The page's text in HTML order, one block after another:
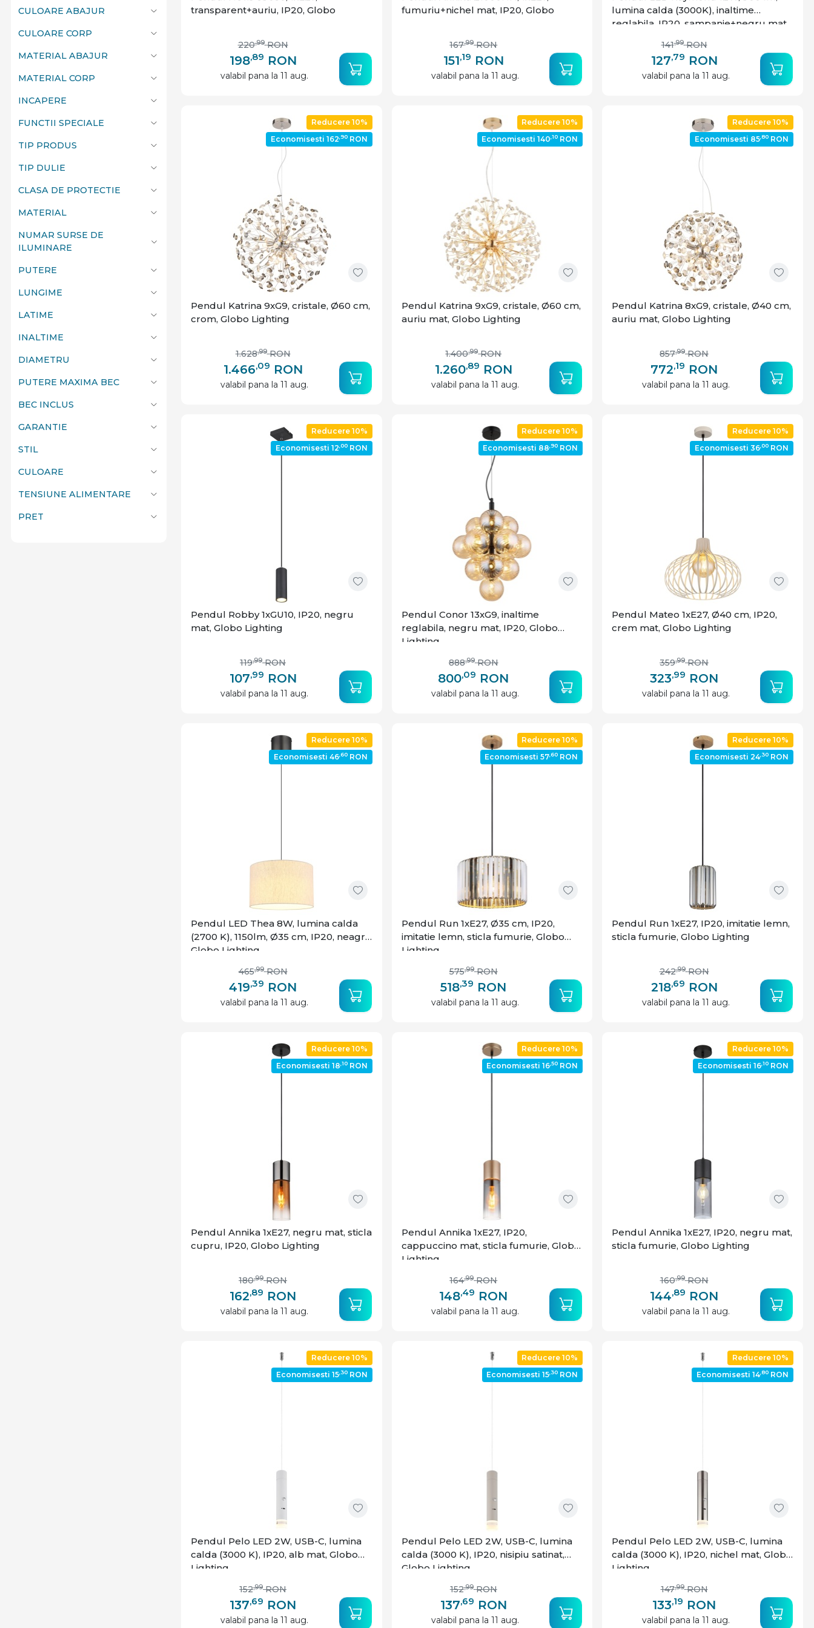
Rabalux
CULOARE ABAJUR
CULOARE CORP
MATERIAL ABAJUR
MATERIAL CORP
INCAPERE
FUNCTII SPECIALE
TIP PRODUS
TIP DULIE
CLASA DE PROTECTIE
MATERIAL
NUMAR SURSE DE
ILUMINARE
PUTERE
LUNGIME
LATIME
INALTIME
DIAMETRU
PUTERE MAXIMA BEC
BEC INCLUS
GARANTIE
STIL
CULOARE
TENSIUNE ALIMENTARE
PRET
transparent+auriu, IP20, Globo
198,89 RON
220,99 RON
valabil pana la 11 aug.
fumuriu+nichel mat, IP20, Globo
151,19 RON
167,99 RON
valabil pana la 11 aug.
lumina calda (3000K), inaltime
reglabila, IP20, sampanie+negru mat,
127,79 RON
141,99 RON
valabil pana la 11 aug.
Reducere 10%
Economisesti 162,90 RON
Pendul Katrina 9xG9, cristale, Ø60 cm,
crom, Globo Lighting
1.466,09 RON
1.628,99 RON
valabil pana la 11 aug.
Reducere 10%
Economisesti 140,10 RON
Pendul Katrina 9xG9, cristale, Ø60 cm,
auriu mat, Globo Lighting
1.260,89 RON
1.400,99 RON
valabil pana la 11 aug.
Reducere 10%
Economisesti 85,80 RON
Pendul Katrina 8xG9, cristale, Ø40 cm,
auriu mat, Globo Lighting
772,19 RON
857,99 RON
valabil pana la 11 aug.
Reducere 10%
Economisesti 12,00 RON
Pendul Robby 1xGU10, IP20, negru
mat, Globo Lighting
107,99 RON
119,99 RON
valabil pana la 11 aug.
Reducere 10%
Economisesti 88,90 RON
Pendul Conor 13xG9, inaltime
reglabila, negru mat, IP20, Globo
Lighting
800,09 RON
888,99 RON
valabil pana la 11 aug.
Reducere 10%
Economisesti 36,00 RON
Pendul Mateo 1xE27, Ø40 cm, IP20,
crem mat, Globo Lighting
323,99 RON
359,99 RON
valabil pana la 11 aug.
Reducere 10%
Economisesti 46,60 RON
Pendul LED Thea 8W, lumina calda
(2700 K), 1150lm, Ø35 cm, IP20, neagra,
Globo Lighting
419,39 RON
465,99 RON
valabil pana la 11 aug.
Reducere 10%
Economisesti 57,60 RON
Pendul Run 1xE27, Ø35 cm, IP20,
imitatie lemn, sticla fumurie, Globo
Lighting
518,39 RON
575,99 RON
valabil pana la 11 aug.
Reducere 10%
Economisesti 24,30 RON
Pendul Run 1xE27, IP20, imitatie lemn,
sticla fumurie, Globo Lighting
218,69 RON
242,99 RON
valabil pana la 11 aug.
Reducere 10%
Economisesti 18,10 RON
Pendul Annika 1xE27, negru mat, sticla
cupru, IP20, Globo Lighting
162,89 RON
180,99 RON
valabil pana la 11 aug.
Reducere 10%
Economisesti 16,50 RON
Pendul Annika 1xE27, IP20,
cappuccino mat, sticla fumurie, Globo
Lighting
148,49 RON
164,99 RON
valabil pana la 11 aug.
Reducere 10%
Economisesti 16,10 RON
Pendul Annika 1xE27, IP20, negru mat,
sticla fumurie, Globo Lighting
144,89 RON
160,99 RON
valabil pana la 11 aug.
Reducere 10%
Economisesti 15,30 RON
Pendul Pelo LED 2W, USB-C, lumina
calda (3000 K), IP20, alb mat, Globo
Lighting
137,69 RON
152,99 RON
valabil pana la 11 aug.
Reducere 10%
Economisesti 15,30 RON
Pendul Pelo LED 2W, USB-C, lumina
calda (3000 K), IP20, nisipiu satinat,
Globo Lighting
137,69 RON
152,99 RON
valabil pana la 11 aug.
Reducere 10%
Economisesti 14,80 RON
Pendul Pelo LED 2W, USB-C, lumina
calda (3000 K), IP20, nichel mat, Globo
Lighting
133,19 RON
147,99 RON
valabil pana la 11 aug.